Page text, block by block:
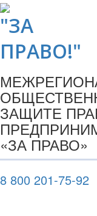
ЗАЩИТЕ
«ЗА ПРАВО»
8 800 201-75-92